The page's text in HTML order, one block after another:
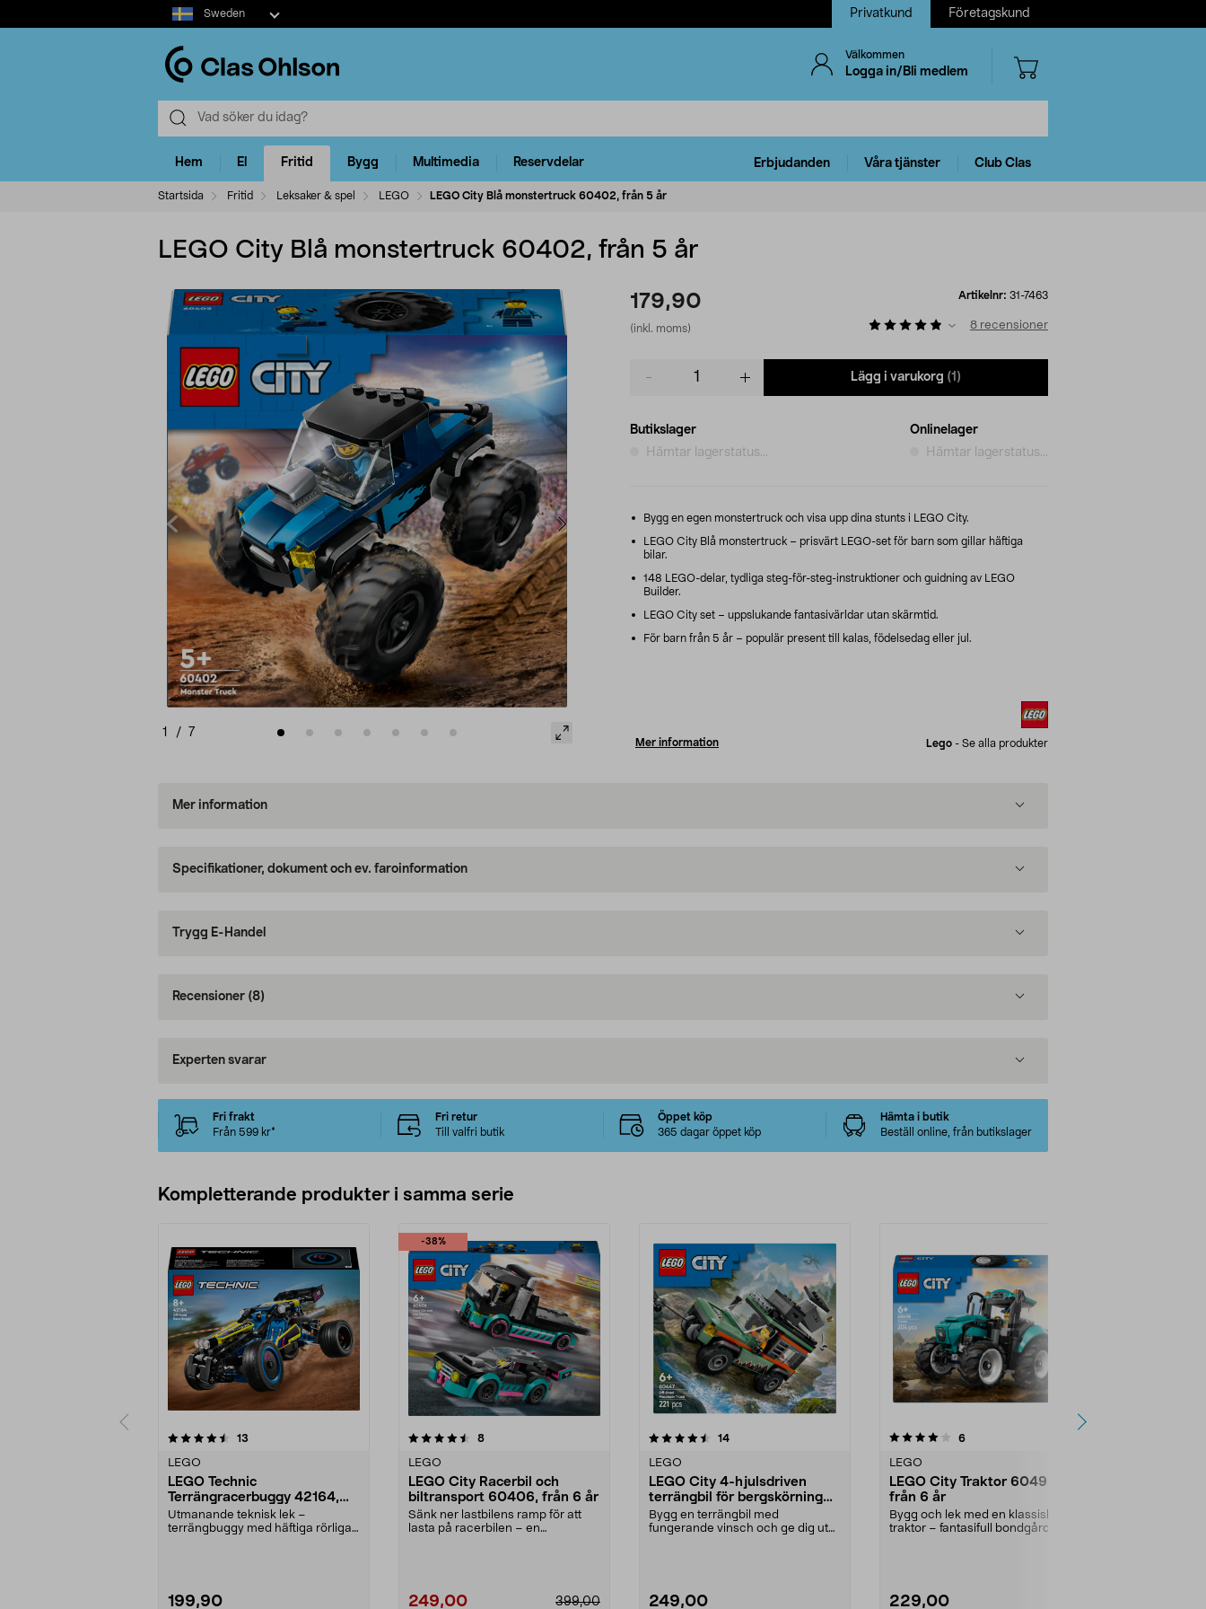
Select
market
Sweden Privatkund Företagskund
Välkommen
Logga in/Bli medlem
Hem El Fritid Bygg Multimedia Reservdelar Erbjudanden Våra tjänster Club Clas
Startsida Fritid Leksaker & spel LEGO LEGO City Blå monstertruck 60402, från 5 år
LEGO City Blå monstertruck 60402, från 5 år
1 / 7
179,90
(inkl. moms)
Artikelnr: 31-7463
8 recensioner
Lägg i varukorg (1)
Butikslager
Hämtar lagerstatus...
Onlinelager
Hämtar lagerstatus...
Bygg en egen monstertruck och visa upp dina stunts i LEGO City.
LEGO City Blå monstertruck – prisvärt LEGO-set för barn som gillar häftiga
bilar.
148 LEGO-delar, tydliga steg-för-steg-instruktioner och guidning av LEGO
Builder.
LEGO City set – uppslukande fantasivärldar utan skärmtid.
För barn från 5 år – populär present till kalas, födelsedag eller jul.
Mer information Lego - Se alla produkter
Mer information
Specifikationer, dokument och ev. faroinformation
Trygg E-Handel
Recensioner (8)
Experten svarar
Fri frakt
Från 599 kr*
Fri retur
Till valfri butik
Öppet köp
365 dagar öppet köp
Hämta i butik
Beställ online, från butikslager
Kompletterande produkter i samma serie
13
LEGO
LEGO Technic
Terrängracerbuggy 42164,
från 8 år
Utmanande teknisk lek –
terrängbuggy med häftiga rörliga
199,90
-38%
4.5av 5 stjärnor 8recensioner
LEGO
LEGO City Racerbil och
biltransport 60406, från 6 år
Sänk ner lastbilens ramp för att
lasta på racerbilen – en
399,00
249,00
4.5av 5 stjärnor 14recensioner
LEGO
LEGO City 4-hjulsdriven
terrängbil för bergskörning
60447, från 6 år
Bygg en terrängbil med
fungerande vinsch och ge dig ut
249,00
4.0av 5 stjärnor 6recensioner
LEGO
LEGO City Traktor 60498,
från 6 år
Bygg och lek med en klassisk
traktor – fantasifull bondgårdslek
229,00
0.0 av 5 stjärnor